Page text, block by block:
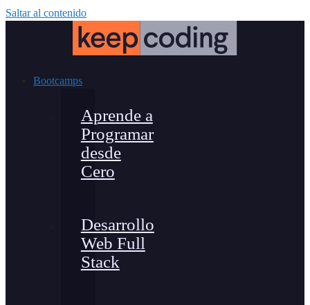
Saltar al contenido
Bootcamps
Aprende a
Programar
desde
Cero
Desarrollo
Web Full
Stack